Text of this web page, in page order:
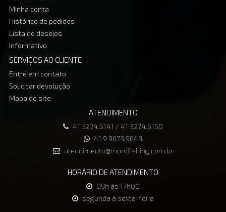
Minha conta
Histórico de pedidos
Lista de desejos
Informativo
SERVIÇOS AO CLIENTE
Entre em contato
Solicitar devolução
Mapa do site
ATENDIMENTO
41 3274.5141 / 41 3274.5150
41 9 9673.9643
atendimento@morofishing.com.br
HORÁRIO DE ATENDIMENTO
09h às 17h00
segunda à sexta-feira